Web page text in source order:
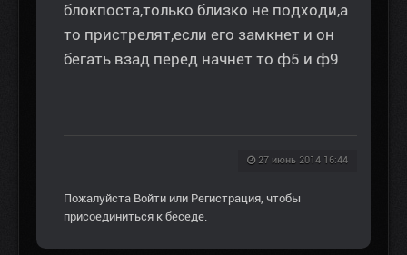
блокпоста,только близко не подходи,а
то пристрелят,если его замкнет и он
бегать взад перед начнет то ф5 и ф9
27 июнь 2014 16:44
Пожалуйста Войти или Регистрация, чтобы
присоединиться к беседе.